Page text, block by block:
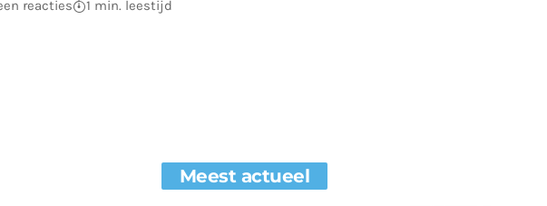
reacties 1 min. leestijd
Meest actueel